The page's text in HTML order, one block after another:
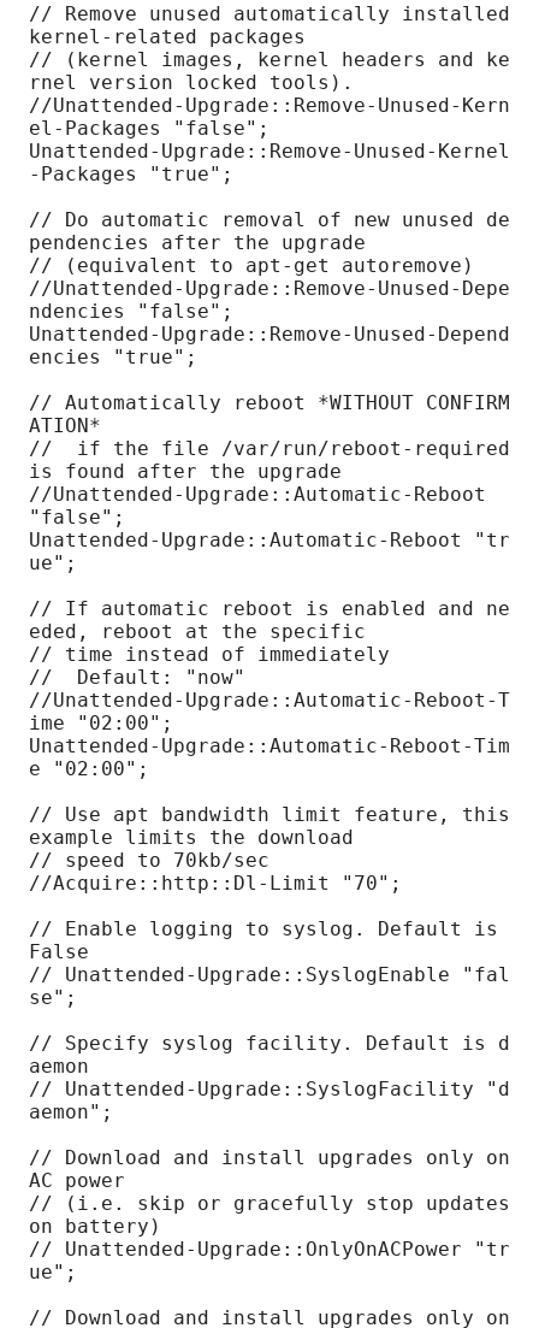
// Remove unused automatically installed
kernel-related packages
// (kernel images, kernel headers and ke
rnel version locked tools).
//Unattended-Upgrade::Remove-Unused-Kern
el-Packages "false";
Unattended-Upgrade::Remove-Unused-Kernel
-Packages "true";
// Do automatic removal of new unused de
pendencies after the upgrade
// (equivalent to apt-get autoremove)
//Unattended-Upgrade::Remove-Unused-Depe
ndencies "false";
Unattended-Upgrade::Remove-Unused-Depend
encies "true";
// Automatically reboot *WITHOUT CONFIRM
ATION*
//  if the file /var/run/reboot-required
is found after the upgrade
//Unattended-Upgrade::Automatic-Reboot
"false";
Unattended-Upgrade::Automatic-Reboot "tr
ue";
// If automatic reboot is enabled and ne
eded, reboot at the specific
// time instead of immediately
//  Default: "now"
//Unattended-Upgrade::Automatic-Reboot-T
ime "02:00";
Unattended-Upgrade::Automatic-Reboot-Tim
e "02:00";
// Use apt bandwidth limit feature, this
example limits the download
// speed to 70kb/sec
//Acquire::http::Dl-Limit "70";
// Enable logging to syslog. Default is
False
// Unattended-Upgrade::SyslogEnable "fal
se";
// Specify syslog facility. Default is d
aemon
// Unattended-Upgrade::SyslogFacility "d
aemon";
// Download and install upgrades only on
AC power
// (i.e. skip or gracefully stop updates
on battery)
// Unattended-Upgrade::OnlyOnACPower "tr
ue";
// Download and install upgrades only on